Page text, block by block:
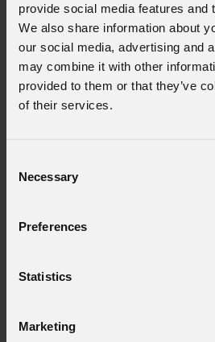
provide social media features and
We also share information about
our social media, advertising and
may combine it with other
provided to them or that they’ve
of their services.
Selection
Necessary
Preferences
Statistics
Marketing
Cognome *
Stato*
Acconsento al trattamento dei
Consenso al trattamento
acconsento al trattamento ai
GDPR (Privacy Policy).